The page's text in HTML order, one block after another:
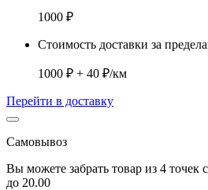
1000 ₽
Стоимость доставки за
1000 ₽ + 40 ₽/км
Перейти в доставку
Самовывоз
Вы можете забрать товар из 4 точек
до 20.00